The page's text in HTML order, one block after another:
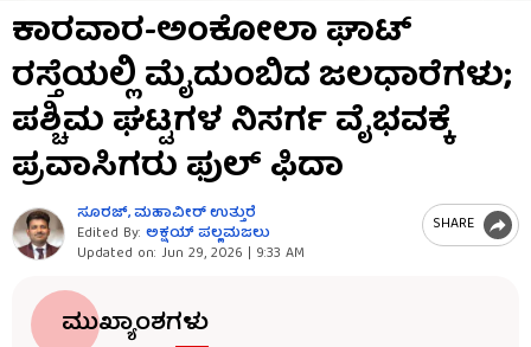
seconds
minute,
seconds
ಕಾರವಾರ-ಅಂಕೋಲಾ ಘಾಟ್
ರಸ್ತೆಯಲ್ಲಿ ಮೈದುಂಬಿದ ಜಲಧಾರೆಗಳು;
ಪಶ್ಚಿಮ ಘಟ್ಟಗಳ ನಿಸರ್ಗ ವೈಭವಕ್ಕೆ
ಪ್ರವಾಸಿಗರು ಫುಲ್ ಫಿದಾ
ಸೂರಜ್​, ಮಹಾವೀರ್​ ಉತ್ತುರೆ
Edited By: ಅಕ್ಷಯ್​ ಪಲ್ಲಮಜಲು​​
Updated on: Jun 29, 2026 | 9:33 AM
SHARE
ಮುಖ್ಯಾಂಶಗಳು